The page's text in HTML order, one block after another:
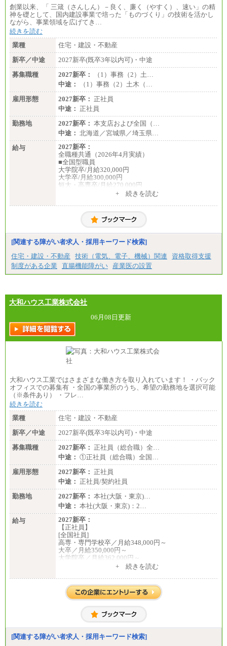
創業以来、「 三箴（さんしん）－良く、廉く（やすく）、速い」の精
神を礎として、国内建設事業で培った「ものづくり」の技術を活かし
ながら、事業領域を広げてき…
続きを読む
業種
住宅・建設・不動産
新卒／中途
2027新卒(既卒3年以内可)・中途
募集職種
2027新卒：
（1）事務（2）土…
中途：
（1）事務（2）土木（…
雇用形態
2027新卒： 正社員
中途： 正社員
勤務地
2027新卒： 本支店および全国（…
中途： 北海道／宮城県／埼玉県…
給与
2027新卒：
全職種共通（2026年4月実績）
■全国型職員
大学院卒/月給320,000円
大学卒/月給300,000円
短大・高専卒/月給270,000円
大学院卒/月給256,000円～288,000円
大学卒/月給240,000円～270,000円
短大・高専卒/月給216,000円～243,000円
■特定職員※
大学院卒/月給234,000円～263,000円
大学卒/月給219,000円～246,000円
短大・高専卒/月給197,000円～222,000円
※拠点型職員、特定職員の給与は、生活の拠点が定
す。
中途：
全職種共通
月給制
226,600円～390,100円（勤務地域等により異なりま
す）
・ご経験やスキルを考慮し、選考の中で決定いたし
ます。
・試用期間中も同額支給します。
+ 続きを読む
[関連する障がい者求人・採用キーワード検索]
住宅・建設・不動産
技術（電気、電子、機械）関連
資格取得支援
制度がある企業
直腸機能障がい 産業医の設置
大和ハウス工業株式会社
06月08日更新
大和ハウス工業ではさまざまな働き方を取り入れています！ ・バック
オフィスでの募集有 ・全国の事業所のうち、希望の勤務地を選択可能
（※条件あり） ・フレ…
続きを読む
業種
住宅・建設・不動産
新卒／中途
2027新卒(既卒3年以内可)・中途
募集職種
2027新卒： 正社員（総合職）全…
中途： ①正社員（総合職）全国…
雇用形態
2027新卒： 正社員
中途： 正社員/契約社員
勤務地
2027新卒： 本社(大阪・東京)…
中途： 本社(大阪・東京)：2…
給与
2027新卒：
【正社員】
[全国社員]
高専・専門学校卒／月給348,000円～
大卒／月給350,000円～
大学院卒／月給362,000円～
[地域社員]月給295,000円～
【正社員】
[全国社員]月給348,000円～
[地域社員]月給295,000円～
【契約社員】月給200,000円～
+ 続きを読む
[関連する障がい者求人・採用キーワード検索]